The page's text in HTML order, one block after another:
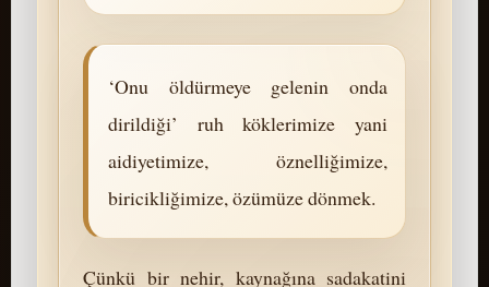
‘Onu öldürmeye gelenin onda
dirildiği’ ruh köklerimize yani
aidiyetimize, öznelliğimize,
biricikliğimize, özümüze dönmek.
Çünkü bir nehir, kaynağına sadakatini